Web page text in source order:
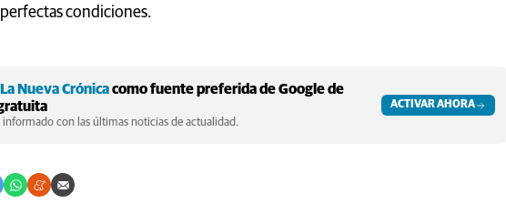
condiciones.
La Nueva Crónicacomo fuente preferida de Google de
informado con las últimas noticias de actualidad.
ACTIVAR AHORA